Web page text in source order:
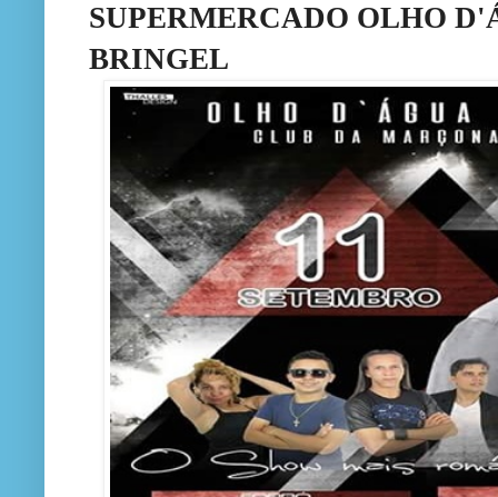
SUPERMERCADO OLHO
BRINGEL